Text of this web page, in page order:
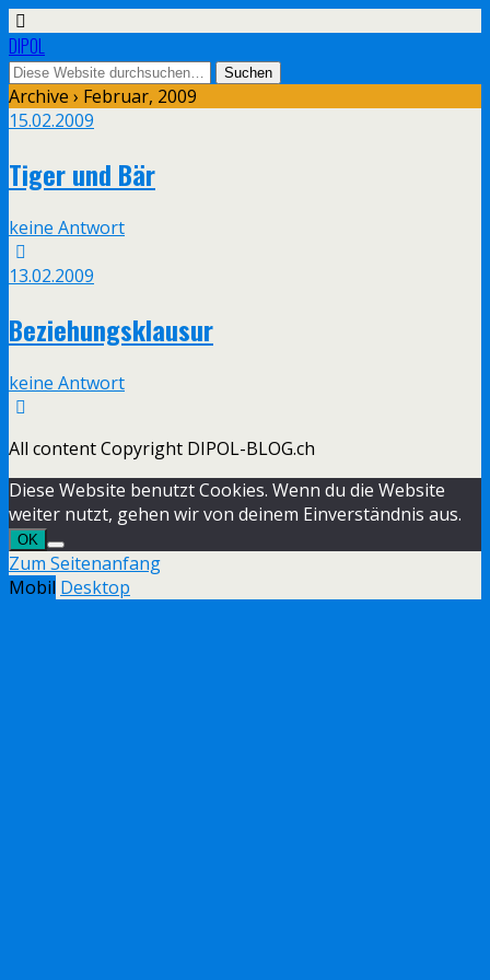
DIPOL
Archive › Februar, 2009
15.02.2009
Tiger und Bär
keine Antwort
13.02.2009
Beziehungsklausur
keine Antwort
All content Copyright DIPOL-BLOG.ch
Diese Website benutzt Cookies. Wenn du die Website
weiter nutzt, gehen wir von deinem Einverständnis aus.
OK
Zum Seitenanfang
Mobil Desktop